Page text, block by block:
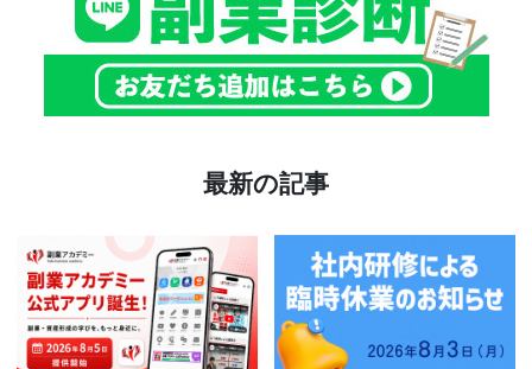
最新の記事